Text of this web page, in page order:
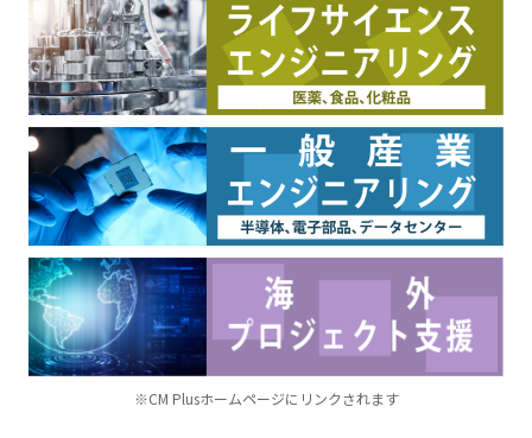
※CM Plusホームページにリンクされます